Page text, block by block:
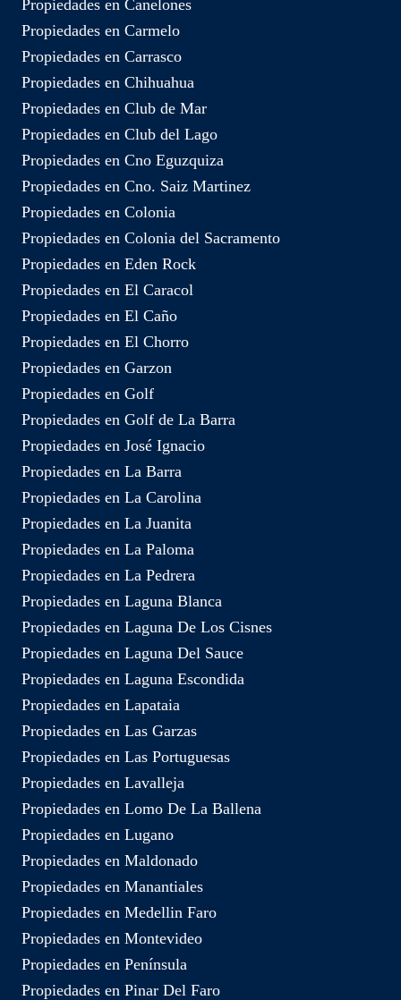
Propiedades en Canelones
Propiedades en Carmelo
Propiedades en Carrasco
Propiedades en Chihuahua
Propiedades en Club de Mar
Propiedades en Club del Lago
Propiedades en Cno Eguzquiza
Propiedades en Cno. Saiz Martinez
Propiedades en Colonia
Propiedades en Colonia del Sacramento
Propiedades en Eden Rock
Propiedades en El Caracol
Propiedades en El Caño
Propiedades en El Chorro
Propiedades en Garzon
Propiedades en Golf
Propiedades en Golf de La Barra
Propiedades en José Ignacio
Propiedades en La Barra
Propiedades en La Carolina
Propiedades en La Juanita
Propiedades en La Paloma
Propiedades en La Pedrera
Propiedades en Laguna Blanca
Propiedades en Laguna De Los Cisnes
Propiedades en Laguna Del Sauce
Propiedades en Laguna Escondida
Propiedades en Lapataia
Propiedades en Las Garzas
Propiedades en Las Portuguesas
Propiedades en Lavalleja
Propiedades en Lomo De La Ballena
Propiedades en Lugano
Propiedades en Maldonado
Propiedades en Manantiales
Propiedades en Medellin Faro
Propiedades en Montevideo
Propiedades en Península
Propiedades en Pinar Del Faro